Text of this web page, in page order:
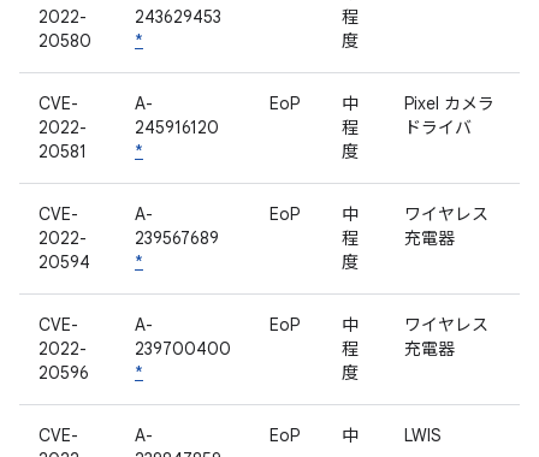
2022-
20580
243629453
*
程
度
CVE-
2022-
20581
A-
245916120
*
EoP
中
程
度
Pixel カメラ
ドライバ
CVE-
2022-
20594
A-
239567689
*
EoP
中
程
度
ワイヤレス
充電器
CVE-
2022-
20596
A-
239700400
*
EoP
中
程
度
ワイヤレス
充電器
CVE-
A-
EoP 中 LWIS